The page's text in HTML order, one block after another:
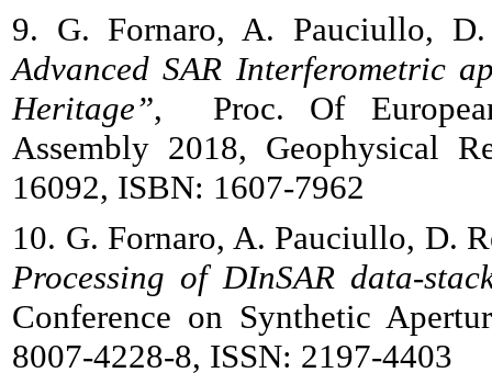
9. G. Fornaro, A. Pauciullo,
Advanced SAR Interferometric
Heritage”, Proc. Of
Assembly 2018, Geophysical
16092, ISBN: 1607-7962
10. G. Fornaro, A. Pauciullo, D.
Processing of DInSAR data-
Conference on Synthetic
8007-4228-8, ISSN: 2197-4403